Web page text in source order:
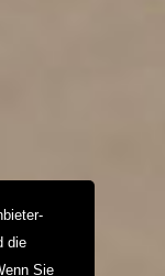
die
Sie